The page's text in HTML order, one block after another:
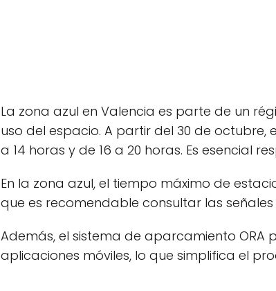
La zona azul en Valencia es parte de un
uso del espacio. A partir del 30 de
a 14 horas y de 16 a 20 horas. Es esencial
En la zona azul, el tiempo máximo de
que es recomendable consultar las
Además, el sistema de aparcamiento
aplicaciones móviles, lo que simplifica el